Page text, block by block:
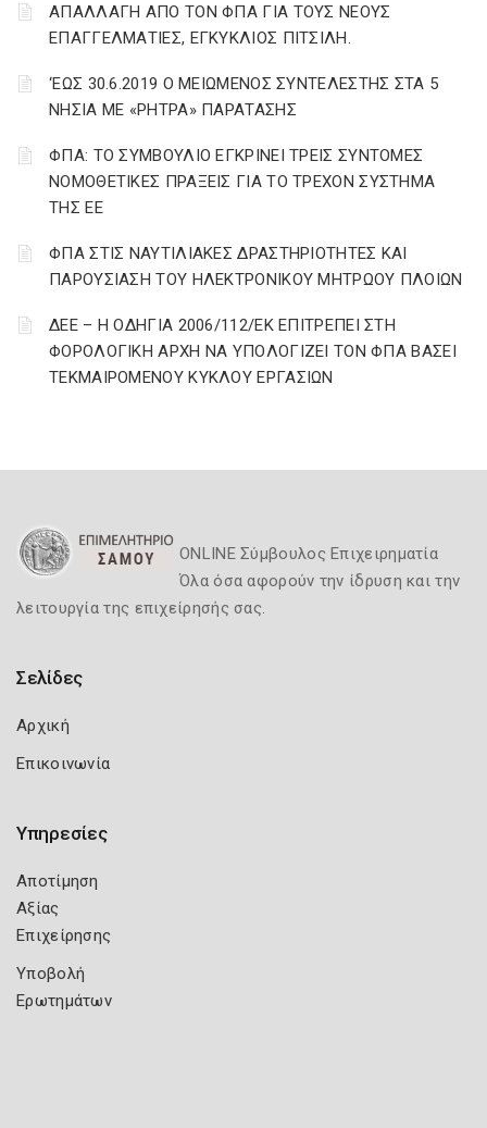
ΑΠΑΛΛΑΓΗ ΑΠΟ ΤΟΝ ΦΠΑ ΓΙΑ ΤΟΥΣ ΝΕΟΥΣ
ΕΠΑΓΓΕΛΜΑΤΙΕΣ, ΕΓΚΥΚΛΙΟΣ ΠΙΤΣΙΛΗ.
‘ΕΩΣ 30.6.2019 Ο ΜΕΙΩΜΕΝΟΣ ΣΥΝΤΕΛΕΣΤΗΣ ΣΤΑ 5
ΝΗΣΙΑ ΜΕ «ΡΗΤΡΑ» ΠΑΡΑΤΑΣΗΣ
ΦΠΑ: ΤΟ ΣΥΜΒΟΥΛΙΟ ΕΓΚΡΙΝΕΙ ΤΡΕΙΣ ΣΥΝΤΟΜΕΣ
ΝΟΜΟΘΕΤΙΚΕΣ ΠΡΑΞΕΙΣ ΓΙΑ ΤΟ ΤΡΕΧΟΝ ΣΥΣΤΗΜΑ
ΤΗΣ ΕΕ
ΦΠΑ ΣΤΙΣ ΝΑΥΤΙΛΙΑΚΕΣ ΔΡΑΣΤΗΡΙΟΤΗΤΕΣ ΚΑΙ
ΠΑΡΟΥΣΙΑΣΗ ΤΟΥ ΗΛΕΚΤΡΟΝΙΚΟΥ ΜΗΤΡΩΟΥ ΠΛΟΙΩΝ
ΔΕΕ – Η ΟΔΗΓΙΑ 2006/112/ΕΚ ΕΠΙΤΡΕΠΕΙ ΣΤΗ
ΦΟΡΟΛΟΓΙΚΗ ΑΡΧΗ ΝΑ ΥΠΟΛΟΓΙΖΕΙ ΤΟΝ ΦΠΑ ΒΑΣΕΙ
ΤΕΚΜΑΙΡΟΜΕΝΟΥ ΚΥΚΛΟΥ ΕΡΓΑΣΙΩΝ
ONLINE Σύμβουλος Επιχειρηματία
Όλα όσα αφορούν την ίδρυση και την
λειτουργία της επιχείρησής σας.
Σελίδες
Αρχική
Επικοινωνία
Υπηρεσίες
Αποτίμηση
Αξίας
Επιχείρησης
Υποβολή
Ερωτημάτων